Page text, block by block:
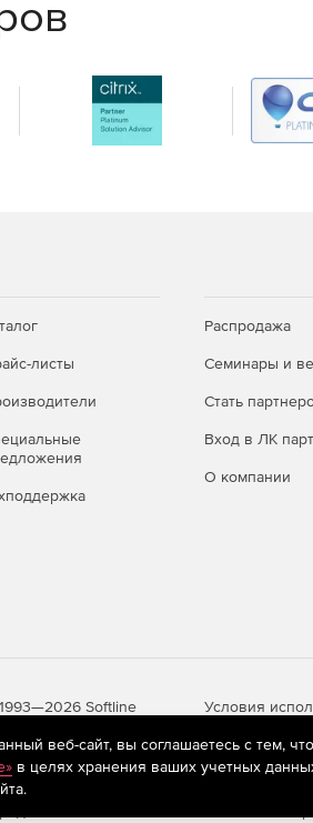
при перемещении рабочей нагрузки
лицензий защита автоматически
о виртуальных машинах с vCenter,
новой виртуальной машины
листы
Распродажа
Семинары и
Стать
Вход в ЛК
О компании
Softline Условия
пользователей сети
веб-сайт, вы соглашаетесь с тем,
в целях хранения ваших учетных